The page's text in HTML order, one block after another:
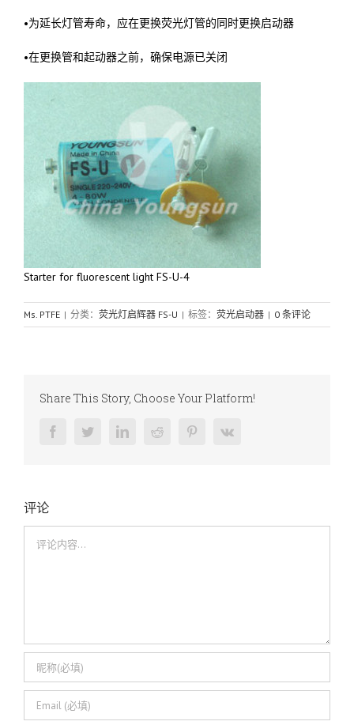
•为延长灯管寿命，应在更换荧光灯管的同时更换启动器
•在更换管和起动器之前，确保电源已关闭
Starter for fluorescent light FS-U-4
Ms. PTFE | 分类： 荧光灯启辉器 FS-U | 标签： 荧光启动器 | 0 条评论
Share This Story, Choose Your Platform!
FacebookTwitterLinkedInReddit PinterestVk
评论